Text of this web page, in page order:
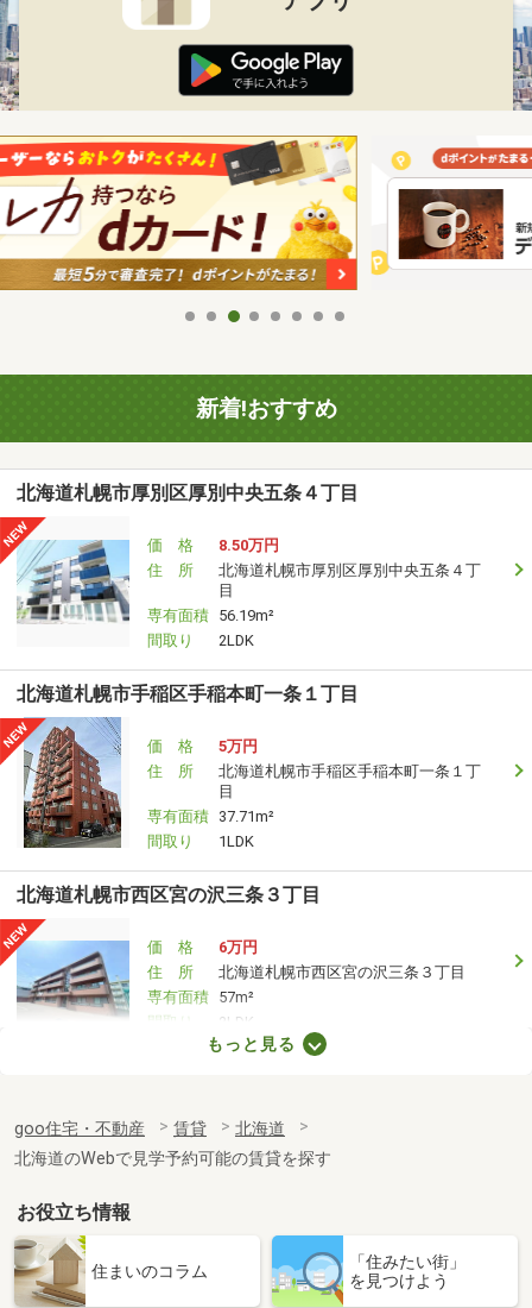
新着!おすすめ
北海道札幌市厚別区厚別中央五条４丁目
価 格
8.50万円
住 所
北海道札幌市厚別区厚別中央五条４丁
目
専有面積 56.19m²
間取り
2LDK
北海道札幌市手稲区手稲本町一条１丁目
価 格
5万円
住 所
北海道札幌市手稲区手稲本町一条１丁
目
専有面積 37.71m²
間取り
1LDK
北海道札幌市西区宮の沢三条３丁目
価 格
6万円
住 所
北海道札幌市西区宮の沢三条３丁目
専有面積 57m²
間取り
2LDK
価 格
4.70万円
住 所
北海道札幌市北区北二十八条西９
北海道札幌市北区北二十八条西９
もっと見る
goo住宅・不動産 賃貸
北海道
北海道のWebで見学予約可能の賃貸を探す
お役立ち情報
住まいのコラム
「住みたい街」
を見つけよう